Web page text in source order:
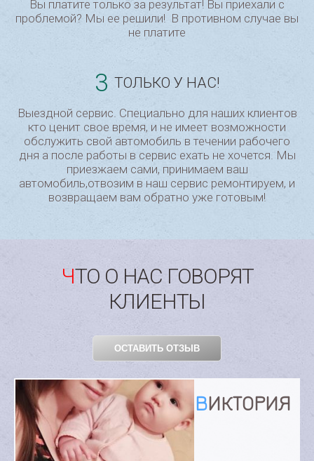
Вы платите только за результат! Вы приехали с
проблемой? Мы ее решили! В противном случае вы
не платите
3 ТОЛЬКО У НАС!
Выездной сервис. Специально для наших клиентов
кто ценит свое время, и не имеет возможности
обслужить свой автомобиль в течении рабочего
дня а после работы в сервис ехать не хочется. Мы
приезжаем сами, принимаем ваш
автомобиль,отвозим в наш сервис ремонтируем, и
возвращаем вам обратно уже готовым!
ЧТО О НАС ГОВОРЯТ
КЛИЕНТЫ
ОСТАВИТЬ ОТЗЫВ
ВИКТОРИЯ